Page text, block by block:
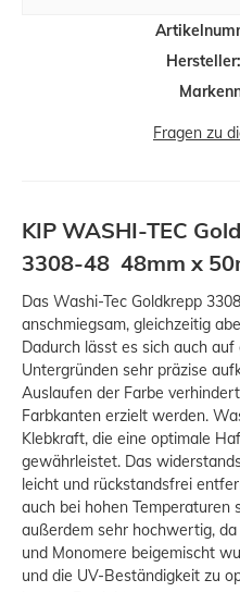
Hersteller:
Fragen zu
KIP WASHI-TEC
3308-48 48mm x
Das Washi-Tec Goldkrepp
anschmiegsam, gleichzeitig
Dadurch lässt es sich auch
Untergründen sehr präzise
Auslaufen der Farbe
Farbkanten erzielt werden.
Klebkraft, die eine optimale
gewährleistet. Das
leicht und rückstandsfrei
auch bei hohen Temperaturen
außerdem sehr hochwertig,
und Monomere beigemischt
und die UV-Beständigkeit zu